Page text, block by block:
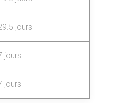
jours
jours
jours